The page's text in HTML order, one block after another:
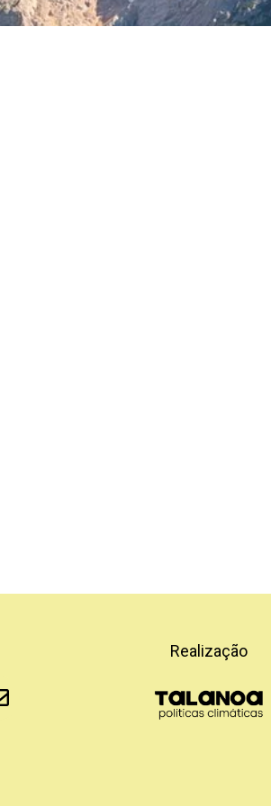
Realização